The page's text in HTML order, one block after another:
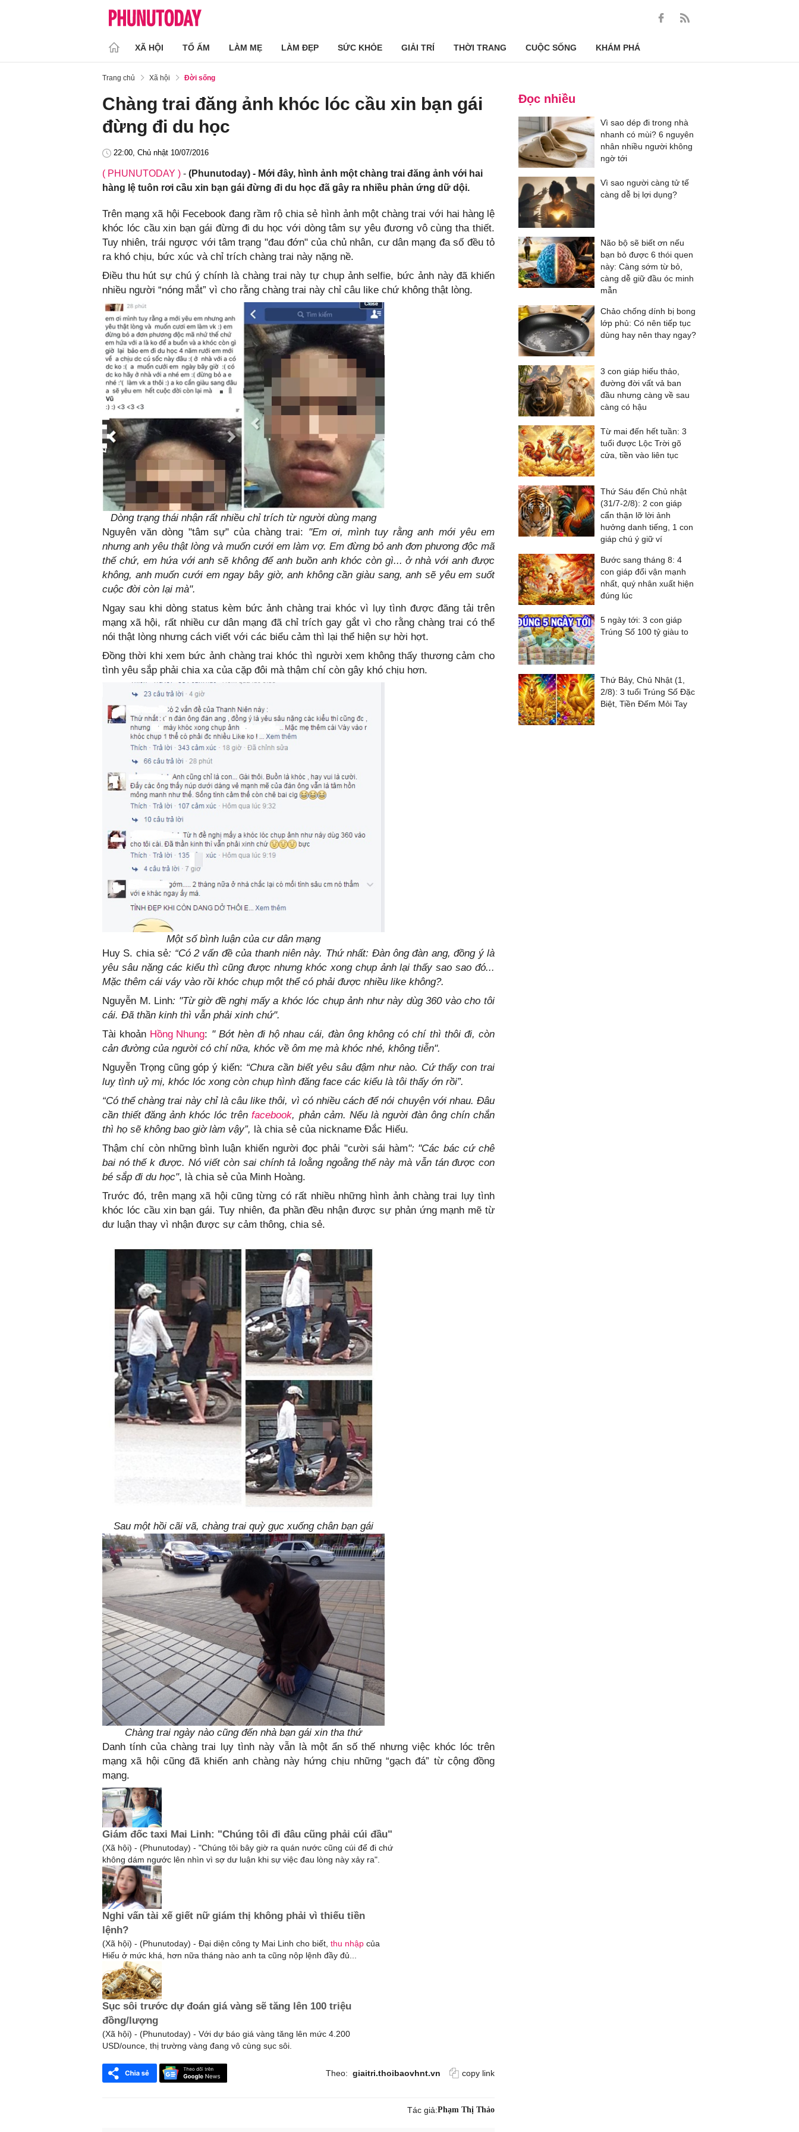
XÃ HỘI TỔ ẤM LÀM MẸ LÀM ĐẸP SỨC KHỎE GIẢI TRÍ THỜI TRANG CUỘC SỐNG KHÁM PHÁ
Trang chủ Xã hội Đời sống
Chàng trai đăng ảnh khóc lóc cầu xin bạn gái
đừng đi du học
22:00, Chủ nhật 10/07/2016
( PHUNUTODAY ) - (Phunutoday) - Mới đây, hình ảnh một chàng trai đăng ảnh với hai
hàng lệ tuôn rơi cầu xin bạn gái đừng đi du học đã gây ra nhiều phản ứng dữ dội.
Trên mạng xã hội Fecebook đang rầm rộ chia sẻ hình ảnh một chàng trai với hai hàng lệ
khóc lóc cầu xin bạn gái đừng đi du học với dòng tâm sự yêu đương vô cùng tha thiết.
Tuy nhiên, trái ngược với tâm trạng "đau đớn" của chủ nhân, cư dân mạng đa số đều tỏ
ra khó chịu, bức xúc và chỉ trích chàng trai này nặng nề.
Điều thu hút sự chú ý chính là chàng trai này tự chụp ảnh selfie, bức ảnh này đã khiến
nhiều người “nóng mắt” vì cho rằng chàng trai này chỉ câu like chứ không thật lòng.
Dòng trạng thái nhận rất nhiều chỉ trích từ người dùng mạng
Nguyên văn dòng "tâm sự" của chàng trai: "Em ơi, mình tuy rằng anh mới yêu em
nhưng anh yêu thật lòng và muốn cưới em làm vợ. Em đừng bỏ anh đơn phương độc mã
thế chứ, em hứa với anh sẽ không để anh buồn anh khóc còn gì... ở nhà với anh được
không, anh muốn cưới em ngay bây giờ, anh không cần giàu sang, anh sẽ yêu em suốt
cuộc đời còn lại mà".
Ngay sau khi dòng status kèm bức ảnh chàng trai khóc vì lụy tình được đăng tải trên
mạng xã hội, rất nhiều cư dân mạng đã chỉ trích gay gắt vì cho rằng chàng trai có thể
nói thật lòng nhưng cách viết với các biểu cảm thì lại thể hiện sự hời hợt.
Đồng thời khi xem bức ảnh chàng trai khóc thì người xem không thấy thương cảm cho
tình yêu sắp phải chia xa của cặp đôi mà thậm chí còn gây khó chịu hơn.
Một số bình luận của cư dân mạng
Huy S. chia sẻ: “Có 2 vấn đề của thanh niên này. Thứ nhất: Đàn ông đàn ang, đồng ý là
yêu sâu nặng các kiểu thì cũng được nhưng khóc xong chụp ảnh lại thấy sao sao đó...
Mặc thêm cái váy vào rồi khóc chụp một thể có phải được nhiều like không?.
Nguyễn M. Linh: "Từ giờ đề nghị mấy a khóc lóc chụp ảnh như này dùg 360 vào cho tôi
cái. Đã thần kinh thì vẫn phải xinh chứ".
Tài khoản Hồng Nhung: " Bớt hèn đi hộ nhau cái, đàn ông không có chí thì thôi đi, còn
cản đường của người có chí nữa, khóc về ôm mẹ mà khóc nhé, không tiễn".
Nguyễn Trọng cũng góp ý kiến: “Chưa cần biết yêu sâu đậm như nào. Cứ thấy con trai
luỵ tình uỷ mị, khóc lóc xong còn chụp hình đăng face các kiểu là tôi thấy ớn rồi”.
“Có thể chàng trai này chỉ là câu like thôi, vì có nhiều cách để nói chuyện với nhau. Đâu
cần thiết đăng ảnh khóc lóc trênfacebook, phản cảm. Nếu là người đàn ông chín chắn
thì họ sẽ không bao giờ làm vậy”, là chia sẻ của nickname Đắc Hiếu.
Thậm chí còn những bình luận khiến người đọc phải "cười sái hàm": "Các bác cứ chê
bai nó thế k được. Nó viết còn sai chính tả loằng ngoằng thế này mà vẫn tán được con
bé sắp đi du học", là chia sẻ của Minh Hoàng.
Trước đó, trên mạng xã hội cũng từng có rất nhiều những hình ảnh chàng trai lụy tình
khóc lóc cầu xin bạn gái. Tuy nhiên, đa phần đều nhận được sự phản ứng mạnh mẽ từ
dư luận thay vì nhận được sự cảm thông, chia sẻ.
Sau một hồi cãi vã, chàng trai quỳ gục xuống chân bạn gái
Chàng trai ngày nào cũng đến nhà bạn gái xin tha thứ
Danh tính của chàng trai lụy tình này vẫn là một ẩn số thế nhưng việc khóc lóc trên
mạng xã hội cũng đã khiến anh chàng này hứng chịu những “gạch đá” từ cộng đồng
mạng.
Giám đốc taxi Mai Linh: "Chúng tôi đi đâu cũng phải cúi đầu"
(Xã hội) - (Phunutoday) - "Chúng tôi bây giờ ra quán nước cũng cúi để đi chứ
không dám ngước lên nhìn vì sợ dư luận khi sự việc đau lòng này xảy ra".
Nghi vấn tài xế giết nữ giám thị không phải vì thiếu tiền
lệnh?
(Xã hội) - (Phunutoday) - Đại diện công ty Mai Linh cho biết, thu nhập của
Hiếu ở mức khá, hơn nữa tháng nào anh ta cũng nộp lệnh đầy đủ...
Sục sôi trước dự đoán giá vàng sẽ tăng lên 100 triệu
đồng/lượng
(Xã hội) - (Phunutoday) - Với dự báo giá vàng tăng lên mức 4.200
USD/ounce, thị trường vàng đang vô cùng sục sôi.
Theo: giaitri.thoibaovhnt.vn copy link
Tác giả:Phạm Thị Thảo
Đọc nhiều
Vì sao dép đi trong nhà
nhanh có mùi? 6 nguyên
nhân nhiều người không
ngờ tới
Vì sao người càng tử tế
càng dễ bị lợi dụng?
Não bộ sẽ biết ơn nếu
bạn bỏ được 6 thói quen
này: Càng sớm từ bỏ,
càng dễ giữ đầu óc minh
mẫn
Chảo chống dính bị bong
lớp phủ: Có nên tiếp tục
dùng hay nên thay ngay?
3 con giáp hiếu thảo,
đường đời vất vả ban
đầu nhưng càng về sau
càng có hậu
Từ mai đến hết tuần: 3
tuổi được Lộc Trời gõ
cửa, tiền vào liên tục
Thứ Sáu đến Chủ nhật
(31/7-2/8): 2 con giáp
cẩn thận lỡ lời ảnh
hưởng danh tiếng, 1 con
giáp chú ý giữ ví
Bước sang tháng 8: 4
con giáp đổi vận mạnh
nhất, quý nhân xuất hiện
đúng lúc
5 ngày tới: 3 con giáp
Trúng Số 100 tỷ giàu to
Thứ Bảy, Chủ Nhật (1,
2/8): 3 tuổi Trúng Số Đặc
Biệt, Tiền Đếm Mỏi Tay